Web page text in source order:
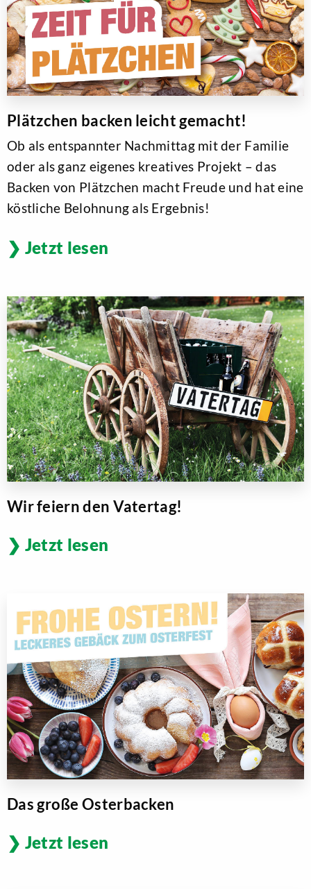
Plätzchen backen leicht gemacht!
Ob als entspannter Nachmittag mit der Familie
oder als ganz eigenes kreatives Projekt – das
Backen von Plätzchen macht Freude und hat eine
köstliche Belohnung als Ergebnis!
Jetzt lesen
Wir feiern den Vatertag!
Jetzt lesen
Das große Osterbacken
Jetzt lesen